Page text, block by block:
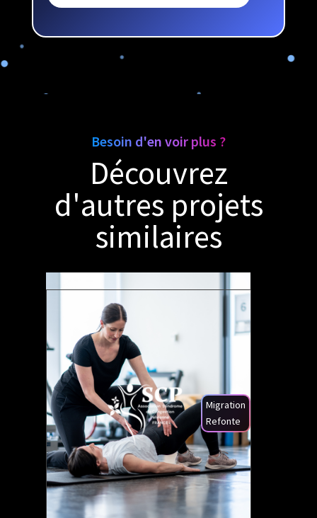
Besoin d'en voir plus ?
Découvrez
d'autres projets
similaires
Migration
Refonte